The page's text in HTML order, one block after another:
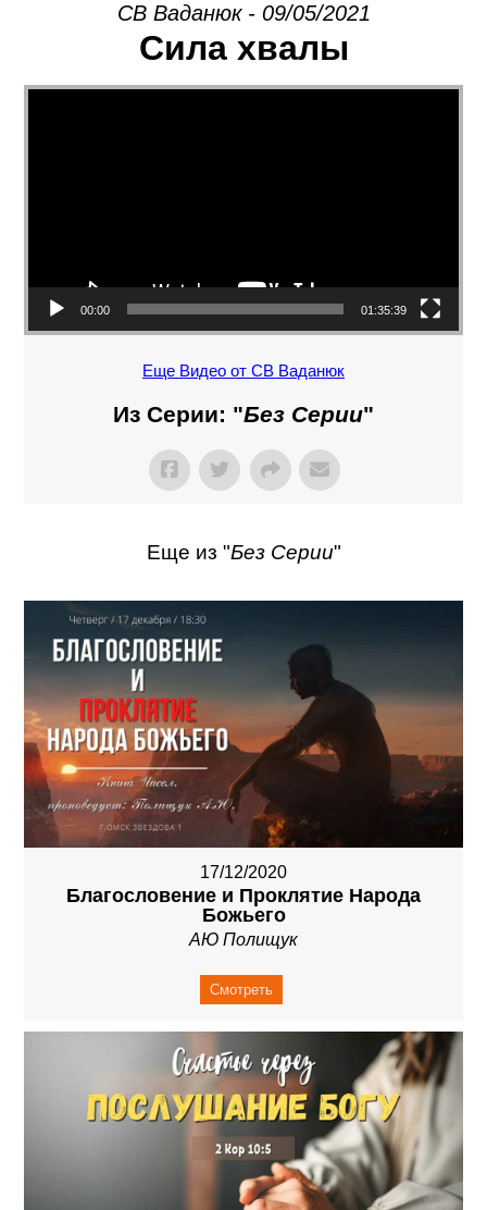
СВ Ваданюк - 09/05/2021
Сила хвалы
Видеоплеер
00:00 01:35:39
Еще Видео от СВ Ваданюк
Из Серии: "Без Серии"
Еще из "Без Серии"
17/12/2020
Благословение и Проклятие Народа
Божьего
АЮ Полищук
Смотреть